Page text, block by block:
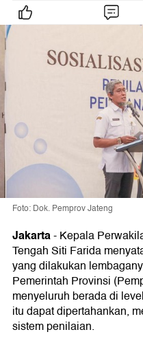
Foto: Dok. Pemprov Jateng
Jakarta-Kepala
Tengah Siti Farida
yang dilakukan
Pemerintah Provinsi
menyeluruh berada di
itu dapat dipertahankan,
sistem penilaian.